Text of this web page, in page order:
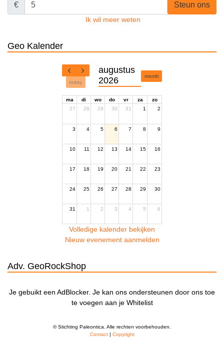
€ Steun ons
Ik wil meer weten
Geo Kalender
today
augustus
2026
month
ma di wo do vr za
zo
27
28 29 30 31 1 2
3 4 5 6 7 8 9
10 11 12 13 14 15 16
17 18 19 20 21 22 23
24 25 26 27 28 29 30
31 1 2 3 4 5 6
Volledige kalender bekijken
Nieuw evenement aanmelden
Adv. GeoRockShop
Je gebuikt een AdBlocker. Je kan ons ondersteunen door ons toe
te voegen aan je Whitelist
© Stichting Paleontica. Alle rechten voorbehouden.
Contact| Copyright